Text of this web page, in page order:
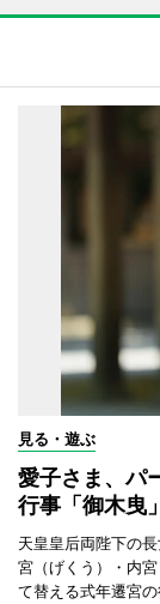
見る・遊ぶ
愛子さま、パ
行事「御木曳
天皇皇后両陛下の
宮（げくう）・内
て替える式年遷宮